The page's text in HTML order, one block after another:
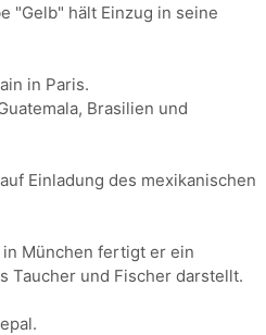
"Gelb" hält Einzug in seine
in Paris.
Brasilien und
Einladung des mexikanischen
München fertigt er ein
Taucher und Fischer darstellt.